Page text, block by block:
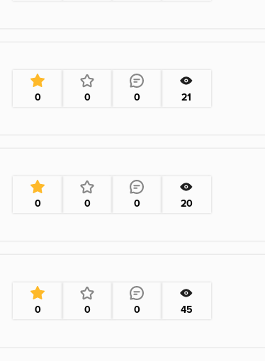
0 0 0 21
0 0 0 20
0 0 0 45